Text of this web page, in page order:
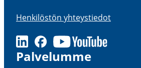
Henki­löstön yhteys­tiedot
LinkedInFacebook
Youtube
Palve­lumme